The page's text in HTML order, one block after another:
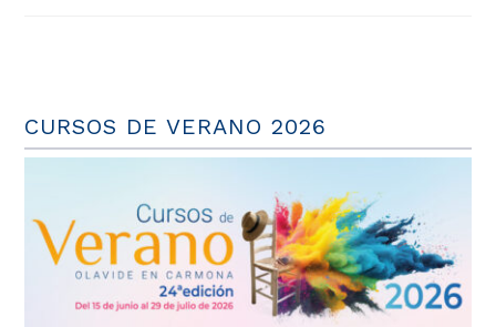
CURSOS DE VERANO 2026